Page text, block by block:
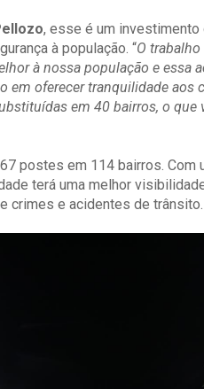
, esse é um investimento
à população. “O trabalho
à nossa população e essa
oferecer tranquilidade aos
em 40 bairros, o que
postes em 114 bairros. Com
terá uma melhor
crimes e acidentes de trânsito.